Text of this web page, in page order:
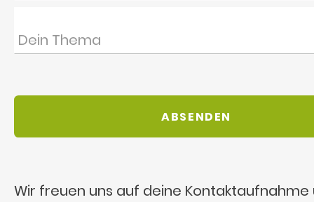
Wir freuen uns auf deine Kontaktaufnahme